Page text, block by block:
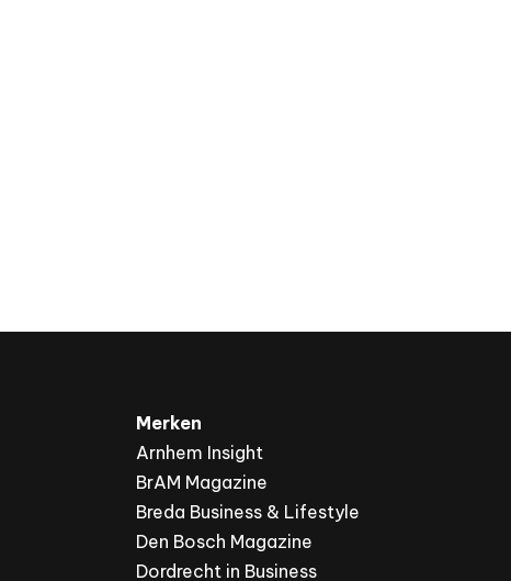
Merken
Arnhem Insight
BrAM Magazine
Breda Business & Lifestyle
Den Bosch Magazine
Dordrecht in Business